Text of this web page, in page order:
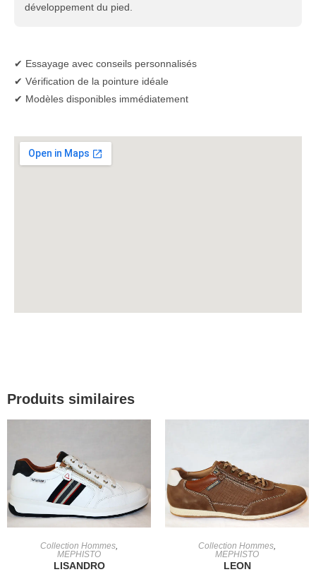
développement du pied.
✔ Essayage avec conseils personnalisés
✔ Vérification de la pointure idéale
✔ Modèles disponibles immédiatement
Produits similaires
CHOIX DES OPTIONS
Collection Hommes
MEPHISTO
LISANDRO
CHOIX DES OPTIONS
Collection Hommes
MEPHISTO
LEON